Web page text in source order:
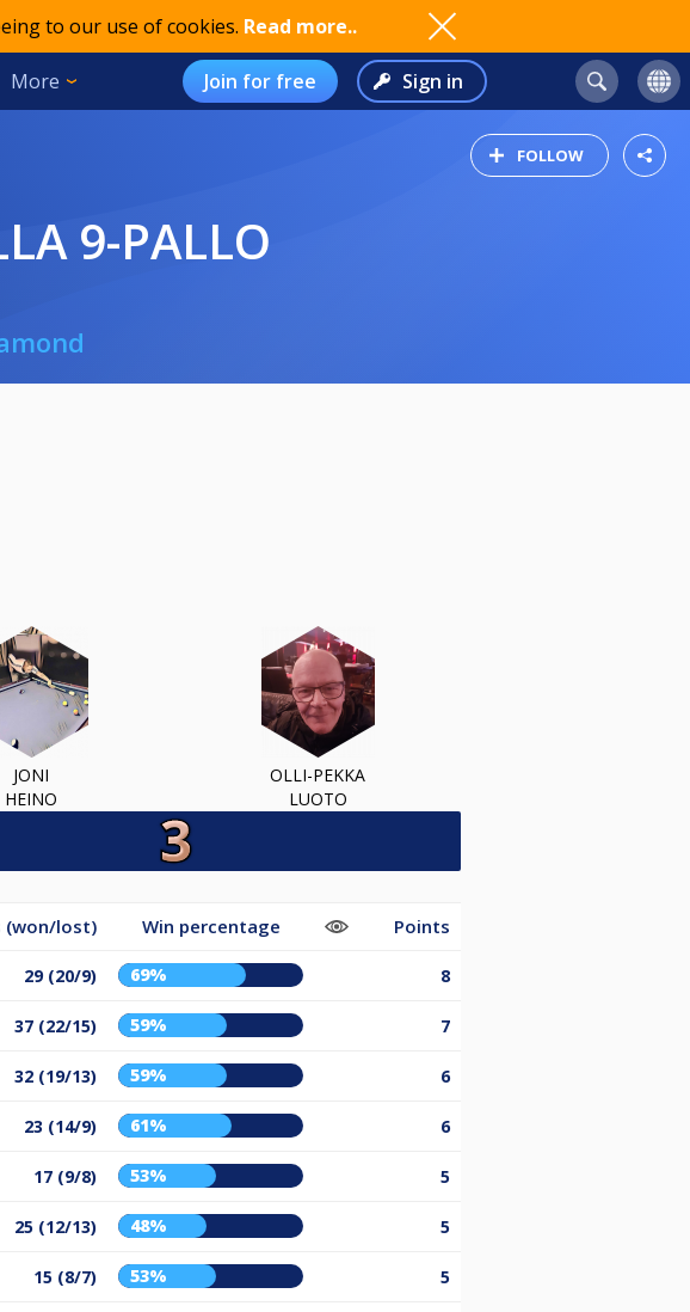
to our use of cookies. Read more..
More Join for free Sign in
FOLLOW
9-PALLO
JONI
HEINO
OLLI-PEKKA
LUOTO
(won/lost) Win percentage Points
29 (20/9) 69% 8
37 (22/15) 59% 7
32 (19/13) 59% 6
23 (14/9) 61% 6
17 (9/8) 53% 5
25 (12/13) 48% 5
15 (8/7) 53% 5